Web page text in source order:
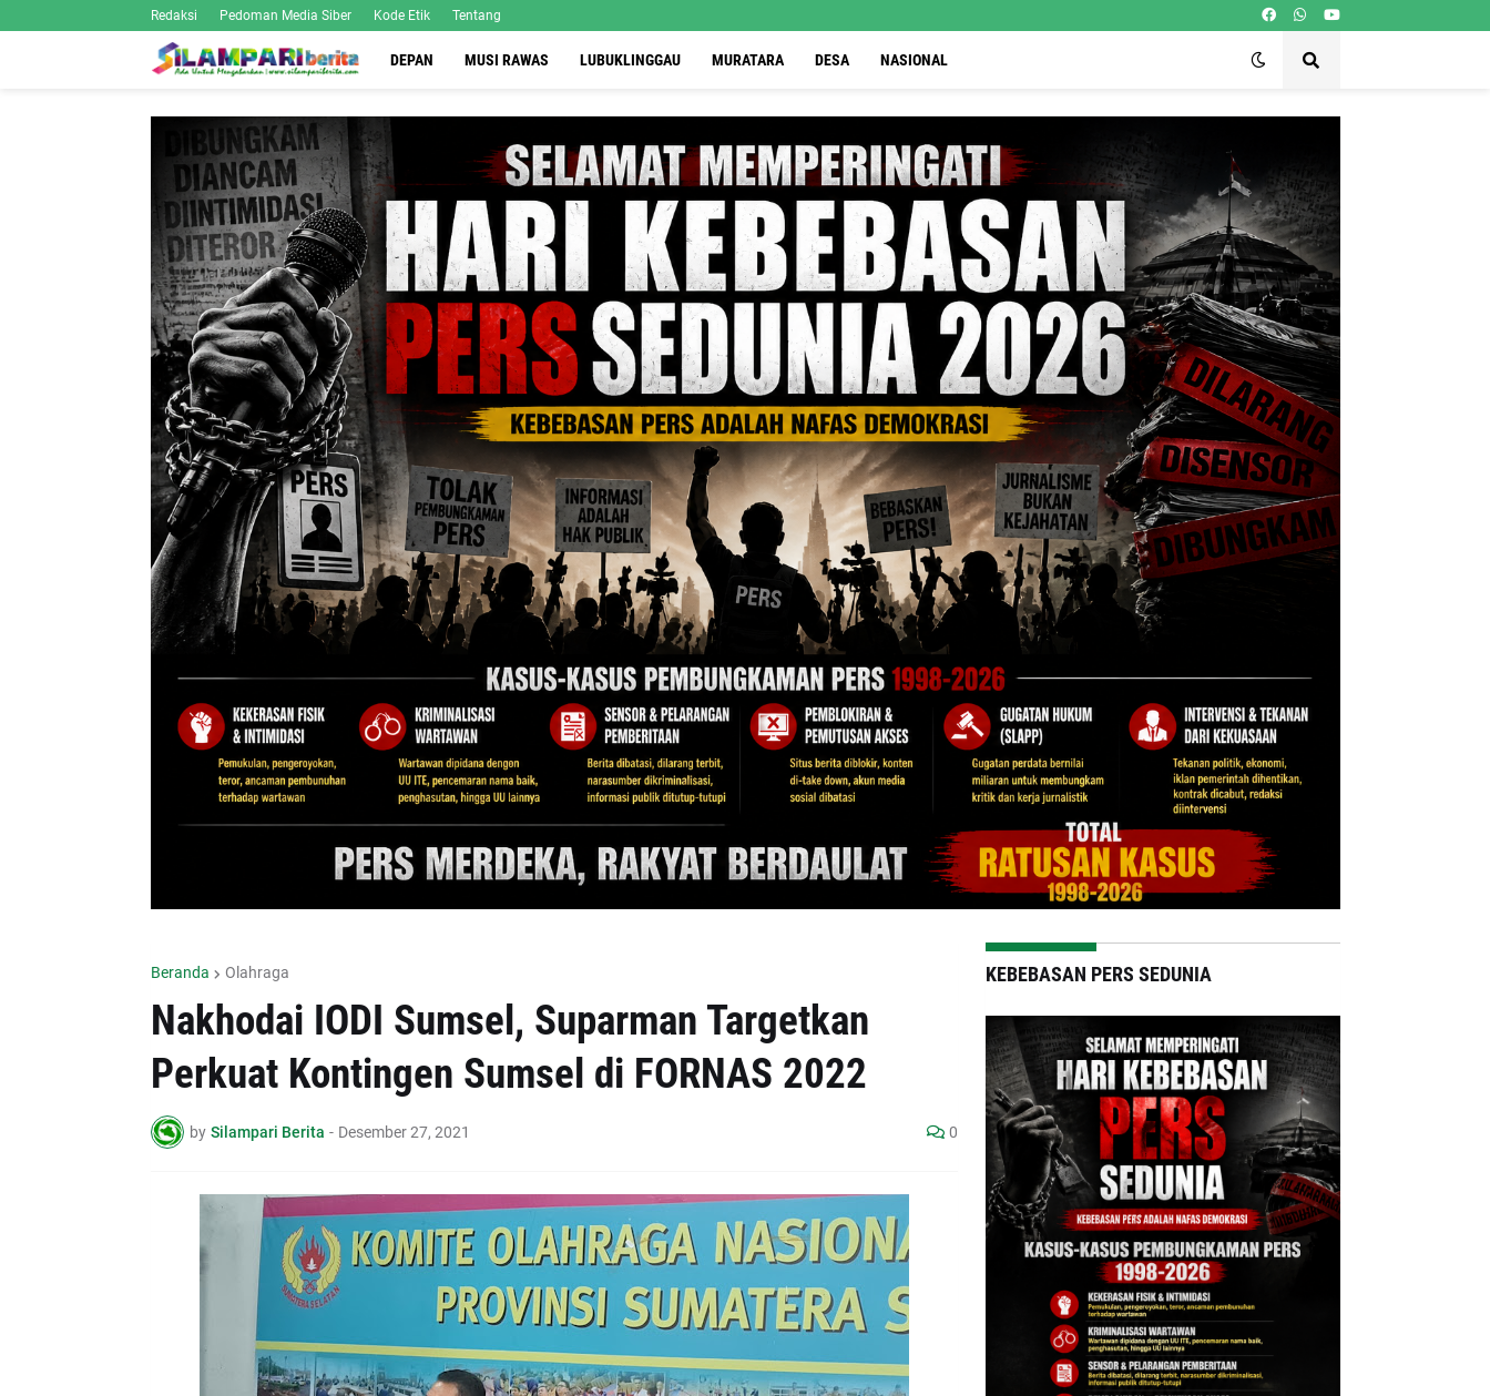
Redaksi Pedoman Media Siber Kode Etik Tentang
DEPAN MUSI RAWAS LUBUKLINGGAU MURATARA DESA NASIONAL
Beranda Olahraga
Nakhodai IODI Sumsel, Suparman Targetkan
Perkuat Kontingen Sumsel di FORNAS 2022
by Silampari Berita - Desember 27, 2021 0
KEBEBASAN PERS SEDUNIA